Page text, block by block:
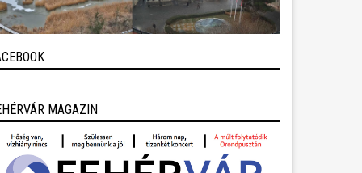
MAGAZIN